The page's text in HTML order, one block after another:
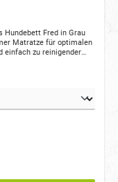
Hundebett Fred in Grau
Matratze für optimalen
einfach zu reinigender